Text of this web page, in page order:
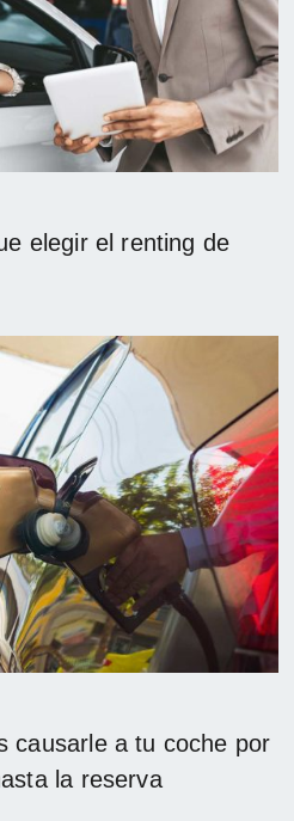
elegir el renting de
causarle a tu coche por
la reserva